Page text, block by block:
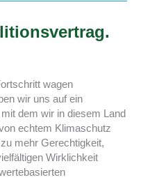
wagen
wir uns auf ein
dem wir in diesem Land
echtem Klimaschutz
mehr Gerechtigkeit,
Wirklichkeit